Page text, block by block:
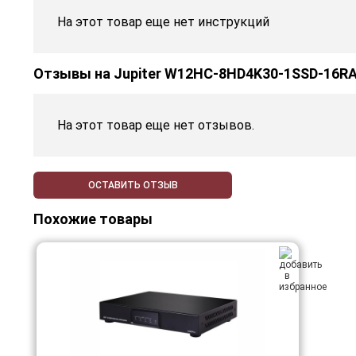
На этот товар еще нет инструкций
Отзывы на Jupiter W12HC-8HD4K30-1SSD-
На этот товар еще нет отзывов.
ОСТАВИТЬ ОТЗЫВ
Похожие товары